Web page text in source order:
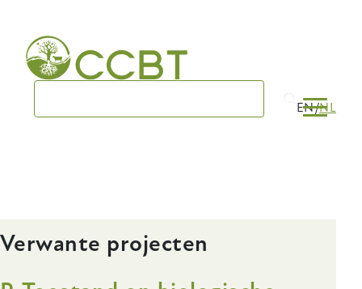
main
navigation
EN NL
Verwante projecten